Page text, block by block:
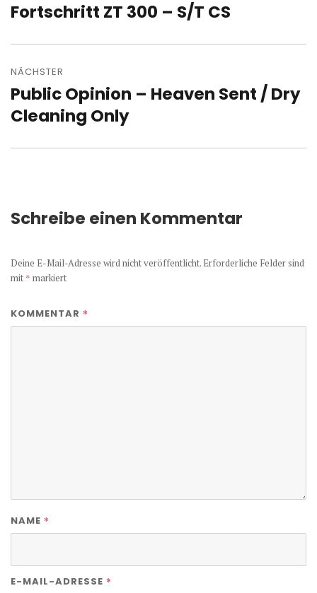
Vorheriger
Fortschritt ZT 300 – S/T CS
NÄCHSTER
Nächster
Beitrag:
Public Opinion – Heaven Sent / Dry
Cleaning Only
Schreibe einen Kommentar
Deine E-Mail-Adresse wird nicht veröffentlicht. Erforderliche Felder sind
mit * markiert
KOMMENTAR *
NAME *
E-MAIL-ADRESSE *